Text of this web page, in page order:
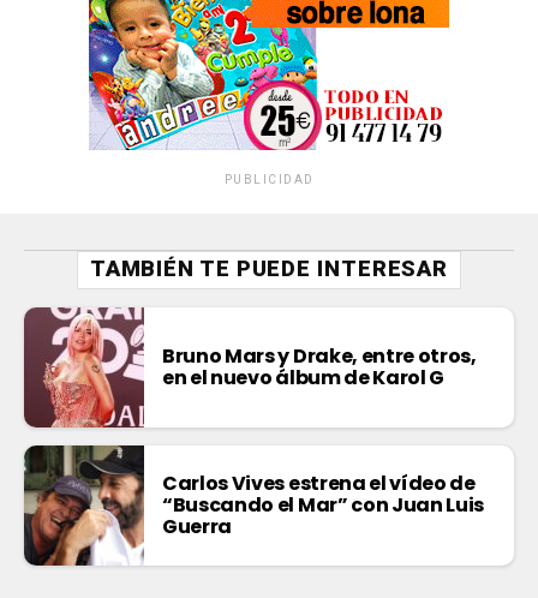
PUBLICIDAD
TAMBIÉN TE PUEDE INTERESAR
Bruno Mars y Drake, entre otros,
en el nuevo álbum de Karol G
Carlos Vives estrena el vídeo de
“Buscando el Mar” con Juan Luis
Guerra